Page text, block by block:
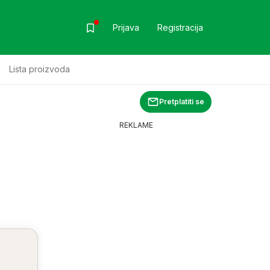
Prijava Registracija
Lista proizvoda
Pretplatiti se
REKLAME